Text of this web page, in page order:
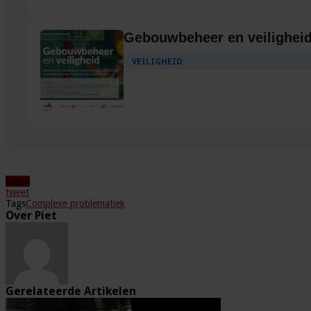
Gebouwbeheer en
VEILIGHEID
Delen
tweet
TagsComplexe problematiek
Over Piet
Gerelateerde Artikelen